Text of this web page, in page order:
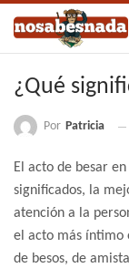
¿Qué
Por Patricia
El acto de besar
significados, la
atención a la
el acto más íntimo
de besos, de